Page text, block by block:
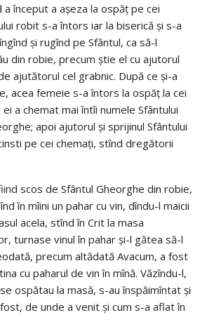
a început a aşeza la ospăţ pe cei
robit s-a întors iar la biserică şi s-a
şi rugînd pe Sfântul, ca să-l
din robie, precum ştie el cu ajutorul
ajutătorul cel grabnic. După ce şi-a
acea femeie s-a întors la ospăţ la cei
a chemat mai întîi numele Sfântului
apoi ajutorul şi sprijinul Sfântului
pe cei chemaţi, stînd dregătorii
scos de Sfântul Gheorghe din robie,
în mîini un pahar cu vin, dîndu-l maicii
acela, stînd în Crit la masa
turnase vinul în pahar şi-l gătea să-l
precum altădată Avacum, a fost
cu paharul de vin în mînă. Văzîndu-l,
ospătau la masă, s-au înspăimîntat şi
de unde a venit şi cum s-a aflat în